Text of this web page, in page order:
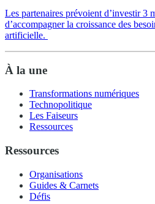
Les partenaires prévoient d’investir 3
d’accompagner la croissance des
artificielle.
À la une
Transformations numériques
Technopolitique
Les Faiseurs
Ressources
Ressources
Organisations
Guides & Carnets
Défis